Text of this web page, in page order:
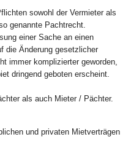
sowohl der Vermieter als
genannte Pachtrecht.
einer Sache an einen
die Änderung gesetzlicher
immer komplizierter geworden,
dringend geboten erscheint.
als auch Mieter / Pächter.
und privaten Mietverträgen